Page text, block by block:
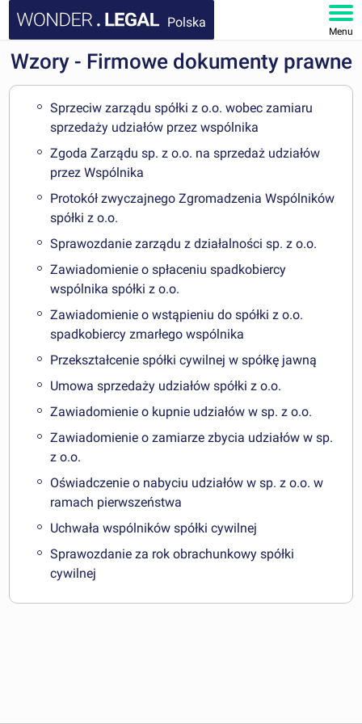
Polska
Menu
STRONA GŁÓWNA
DOKUMENTY
FAQ
Wzory - Firmowe dokumenty prawne
Sprzeciw zarządu spółki z o.o. wobec zamiaru
sprzedaży udziałów przez wspólnika
Zgoda Zarządu sp. z o.o. na sprzedaż udziałów
przez Wspólnika
Protokół zwyczajnego Zgromadzenia Wspólników
spółki z o.o.
Sprawozdanie zarządu z działalności sp. z o.o.
Zawiadomienie o spłaceniu spadkobiercy
wspólnika spółki z o.o.
Zawiadomienie o wstąpieniu do spółki z o.o.
spadkobiercy zmarłego wspólnika
Przekształcenie spółki cywilnej w spółkę jawną
Umowa sprzedaży udziałów spółki z o.o.
Zawiadomienie o kupnie udziałów w sp. z o.o.
Zawiadomienie o zamiarze zbycia udziałów w sp.
z o.o.
Oświadczenie o nabyciu udziałów w sp. z o.o. w
ramach pierwszeństwa
Uchwała wspólników spółki cywilnej
Sprawozdanie za rok obrachunkowy spółki
cywilnej